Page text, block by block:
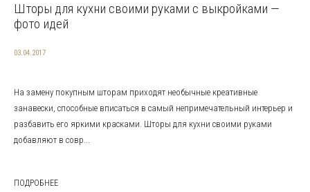
Шторы для кухни своими руками с выкройками —
фото идей
03.04.2017
На замену покупным шторам приходят необычные креативные
занавески, способные вписаться в самый непримечательный интерьер и
разбавить его яркими красками. Шторы для кухни своими руками
добавляют в совр...
ПОДРОБНЕЕ